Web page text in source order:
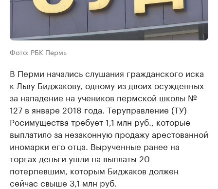
Фото: РБК Пермь
В Перми начались слушания гражданского иска
к Льву Биджакову, одному из двоих осужденных
за нападение на учеников пермской школы №
127 в январе 2018 года. Теруправление (ТУ)
Росимущества требует 1,1 млн руб., которые
выплатило за незаконную продажу арестованной
иномарки его отца. Вырученные ранее на
торгах деньги ушли на выплаты 20
потерпевшим, которым Биджаков должен
сейчас свыше 3,1 млн руб.